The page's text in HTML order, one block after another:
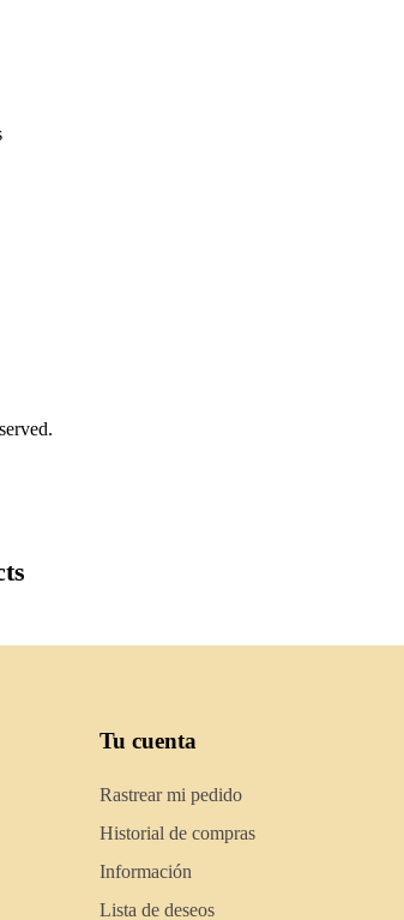
Tu cuenta
Rastrear mi pedido
Historial de compras
Información
Lista de deseos